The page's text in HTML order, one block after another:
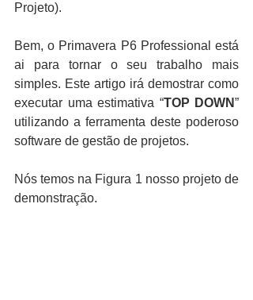
Projeto).
Bem, o Primavera P6 Professional está
ai para tornar o seu trabalho mais
simples. Este artigo irá demostrar como
executar uma estimativa “TOP DOWN”
utilizando a ferramenta deste poderoso
software de gestão de projetos.
Nós temos na Figura 1 nosso projeto de
demonstração.